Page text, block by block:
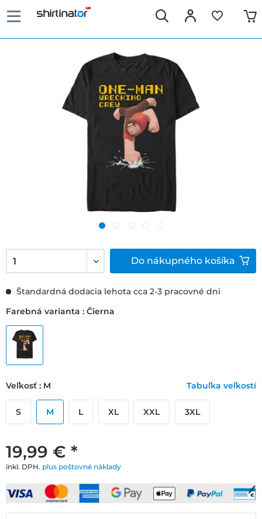
19,99 € *
inkl. DPH. plus poštovné náklady
Štandardná dodacia lehota cca 2-3 pracovné dni
Farebná varianta : Čierna
Veľkosť : M Tabuľka veľkostí
S M L XL XXL 3XL
Do nákupného košíka